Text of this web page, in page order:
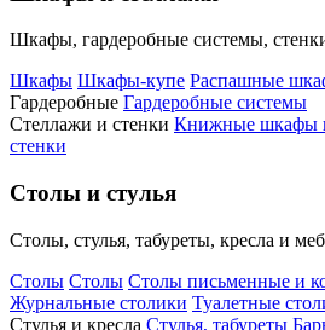
Шкафы, гардеробные системы,
Шкафы Шкафы-купе Распашные
Гардеробные Гардеробные системы
Стеллажи и стенки Книжные шкафы
стенки
Столы и стулья
Столы, стулья, табуреты, кресла и
Столы Столы Столы письменные и
Журнальные столики Туалетные
Стулья и кресла Стулья, табуреты